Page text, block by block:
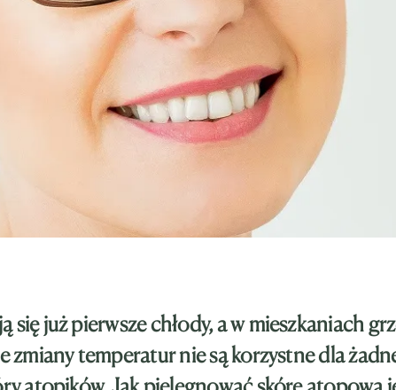
się już pierwsze chłody, a w mieszkaniach
zmiany temperatur nie są korzystne dla